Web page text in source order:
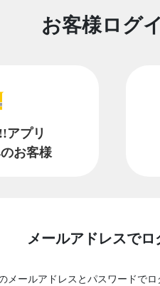
お客様ログ
アプリ
お客様
メールアドレスでロ
メールアドレスとパスワードでロ